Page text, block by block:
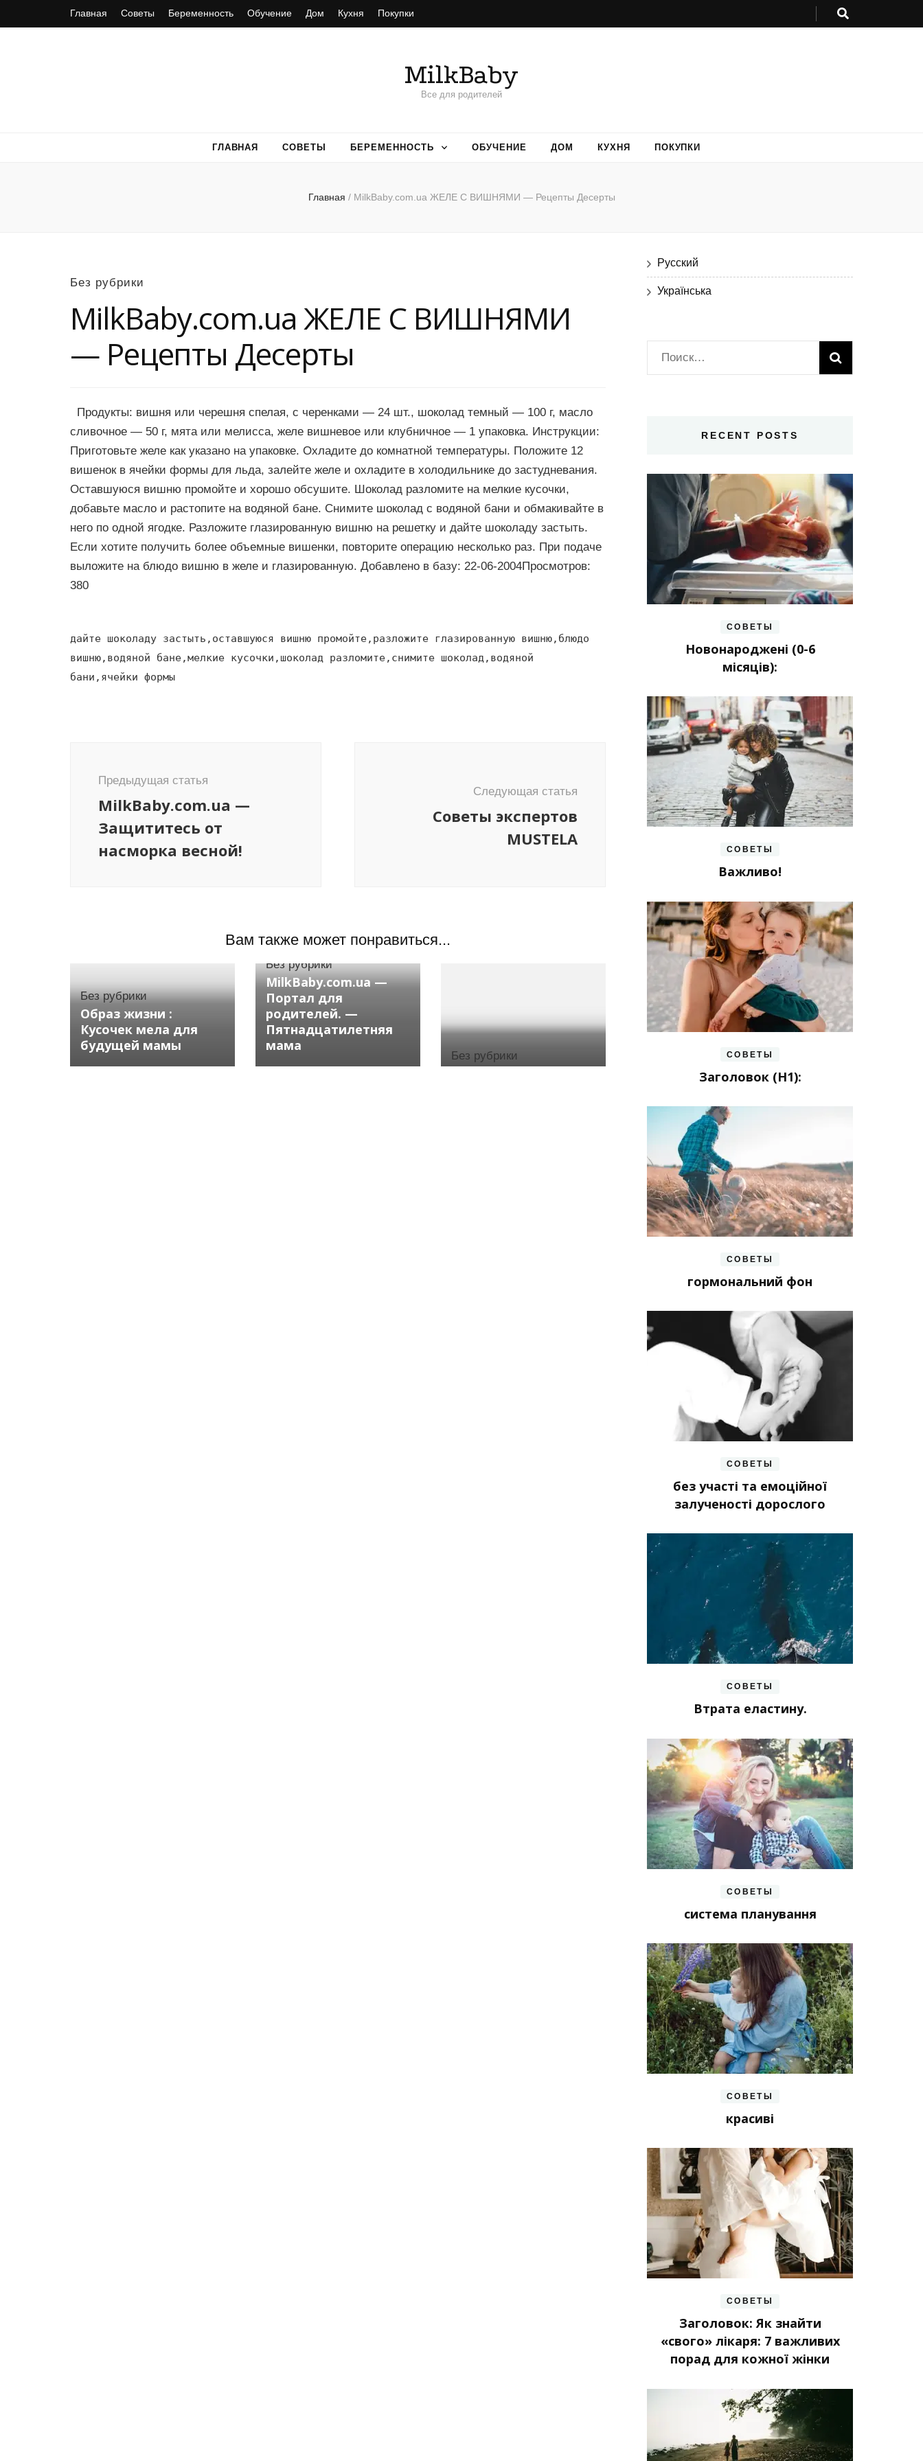
Главная Советы Беременность Обучение Дом Кухня Покупки
MilkBaby
Все для родителей
ГЛАВНАЯ СОВЕТЫ БЕРЕМЕННОСТЬ ОБУЧЕНИЕ ДОМ КУХНЯ ПОКУПКИ
Главная / MilkBaby.com.ua ЖЕЛЕ С ВИШНЯМИ — Рецепты Десерты
Без рубрики
MilkBaby.com.ua ЖЕЛЕ С ВИШНЯМИ
— Рецепты Десерты
Продукты: вишня или черешня спелая, с черенками — 24 шт., шоколад темный — 100 г, масло
сливочное — 50 г, мята или мелисса, желе вишневое или клубничное — 1 упаковка. Инструкции:
Приготовьте желе как указано на упаковке. Охладите до комнатной температуры. Положите 12
вишенок в ячейки формы для льда, залейте желе и охладите в холодильнике до застудневания.
Оставшуюся вишню промойте и хорошо обсушите. Шоколад разломите на мелкие кусочки,
добавьте масло и растопите на водяной бане. Снимите шоколад с водяной бани и обмакивайте в
него по одной ягодке. Разложите глазированную вишню на решетку и дайте шоколаду застыть.
Если хотите получить более объемные вишенки, повторите операцию несколько раз. При подаче
выложите на блюдо вишню в желе и глазированную. Добавлено в базу: 22-06-2004Просмотров:
380
дайте шоколаду застыть,оставшуюся вишню промойте,разложите глазированную вишню,блюдо
вишню,водяной бане,мелкие кусочки,шоколад разломите,снимите шоколад,водяной
бани,ячейки формы
записям
Предыдущая статья
MilkBaby.com.ua —
Защититесь от
насморка весной!
Следующая статья
Советы экспертов
MUSTELA
Вам также может понравиться...
Без рубрики
Образ жизни :
Кусочек мела для
будущей мамы
Без рубрики
MilkBaby.com.ua —
Портал для
родителей. —
Пятнадцатилетняя
мама
Без рубрики
Русский
Українська
Найти:
RECENT POSTS
СОВЕТЫ
Новонароджені (0-6
місяців):
СОВЕТЫ
Важливо!
СОВЕТЫ
Заголовок (H1):
СОВЕТЫ
гормональний фон
СОВЕТЫ
без участі та емоційної
залученості дорослого
СОВЕТЫ
Втрата еластину.
СОВЕТЫ
система планування
СОВЕТЫ
красиві
СОВЕТЫ
Заголовок: Як знайти
«свого» лікаря: 7 важливих
порад для кожної жінки